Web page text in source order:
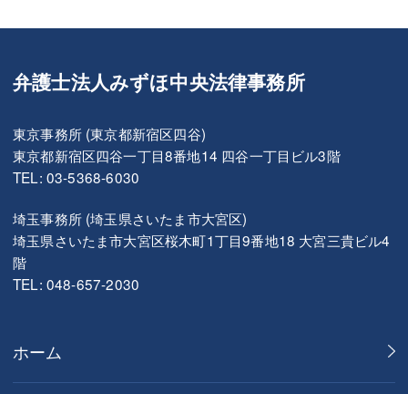
弁護士法人みずほ中央法律事務所
東京事務所 (東京都新宿区四谷)
東京都新宿区四谷一丁目8番地14 四谷一丁目ビル3階
TEL: 03-5368-6030
埼玉事務所 (埼玉県さいたま市大宮区)
埼玉県さいたま市大宮区桜木町1丁目9番地18 大宮三貴ビル4
階
TEL: 048-657-2030
ホーム